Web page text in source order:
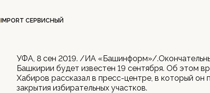
IMPORT СЕРВИСНЫЙ
УФА, 8 сен 2019. /ИА «Башинформ»/
Башкирии будет известен 19 сентября. Об этом
Хабиров рассказал в пресс-центре, в который он
закрытия избирательных участков.